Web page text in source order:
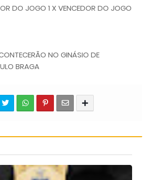
DO JOGO 1 X VENCEDOR DO JOGO
NO GINÁSIO DE
BRAGA